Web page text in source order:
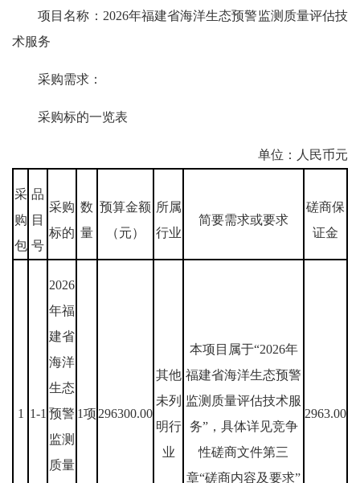
项目名称：2026年福建省海洋生态预警监测质量评估技
术服务
采购需求：
采购标的一览表
单位：人民币元
采
购
包
品
目
号
采购
标的
数
量
预算金额
（元）
所属
行业
简要需求或要求
磋商保
证金
1 1-1
2026
年福
建省
海洋
生态
预警
监测
质量
1项 296300.00
其他
未列
明行
业
本项目属于“2026年
福建省海洋生态预警
监测质量评估技术服
务”，具体详见竞争
性磋商文件第三
章“磋商内容及要求”
2963.00